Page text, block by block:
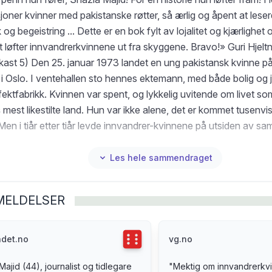
kvinner med pakistanske røtter, så ærlig og åpent at
og begeistring ... Dette er en bok fylt av lojalitet og kjærlighet
løfter innvandrerkvinnene ut fra skyggene. Bravo!» Guri
5) Den 25. januar 1973 landet en ung pakistansk kvinne
Oslo. I ventehallen sto hennes ektemann, med både bolig og
Kvinnen var spent, og lykkelig uvitende om livet
likestilte land. Hun var ikke alene, det er kommet
i tiår etter tiår levde innvandrer-kvinnene på utsiden av
og glasstak. Den unge kvinnen som kom til Norge for snart
om en blind flekk i norsk historie. Det er kvinnenes
å vurdera kor objektiv og representativ Shazia Majid er. Men
ha lese ei bok som til dei grader har gitt meg kjensla av å ha
i livet som innvandrar i Norge. I tillegg er boka drivande
Les hele sammendraget
Terningkast6
(44), journalist og tidlegare
vg.no
"Mektig om